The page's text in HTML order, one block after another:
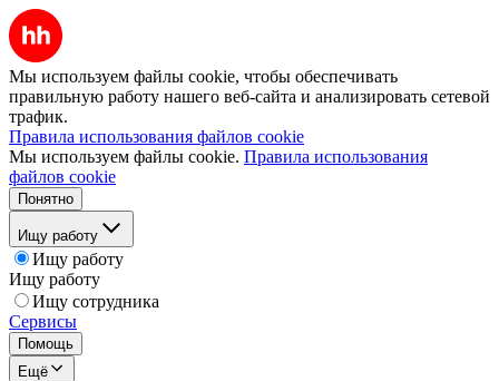
Мы используем файлы cookie, чтобы обеспечивать
правильную работу нашего веб-сайта и анализировать сетевой
трафик.
Правила использования файлов cookie
Мы используем файлы cookie. Правила использования
файлов cookie
Понятно
Ищу работу
Ищу работу
Ищу работу
Ищу сотрудника
Сервисы
Помощь
Ещё